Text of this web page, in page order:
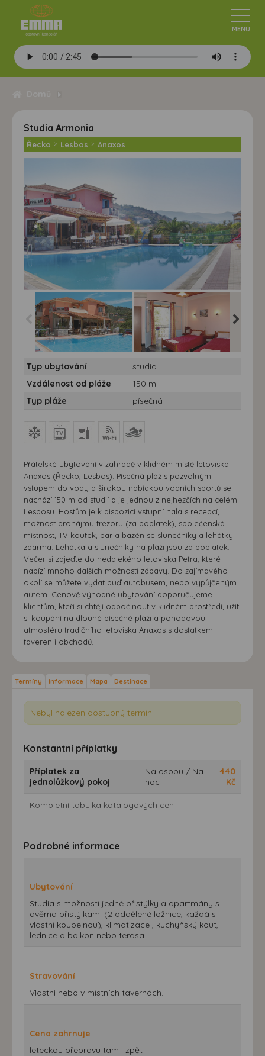
Studia Armonia
Řecko > Lesbos > Anaxos
Armonia
Lesbos, Studia Armonia
Typ ubytování
studia
Vzdálenost od pláže
150 m
Typ pláže
písečná
Přátelské ubytování v zahradě v klidném místě letoviska
Anaxos (Řecko, Lesbos). Písečná pláž s pozvolným
vstupem do vody a širokou nabídkou vodních sportů se
nachází 150 m od studií a je jednou z nejhezčích na celém
Lesbosu. Hostům je k dispozici vstupní hala s recepcí,
možnost pronájmu trezoru (za poplatek), společenská
místnost, TV koutek, bar a bazén se slunečníky a lehátky
zdarma. Lehátka a slunečníky na pláži jsou za poplatek.
Večer si zajeďte do nedalekého letoviska Petra, které
nabízí mnoho dalších možností zábavy. Do zajímavého
okolí se můžete vydat buď autobusem, nebo vypůjčeným
autem. Cenově výhodné ubytování doporučujeme
klientům, kteří si chtějí odpočinout v klidném prostředí, užít
si koupání na dlouhé písečné pláži a pohodovou
atmosféru tradičního letoviska Anaxos s dostatkem
taveren i obchodů.
Termíny Informace Mapa Destinace
Nebyl nalezen dostupný termín.
Konstantní příplatky
Příplatek za
jednolůžkový pokoj
Na osobu / Na
noc
440
Kč
Kompletní tabulka katalogových cen
Podrobné informace
Ubytování
Studia s možností jedné přistýlky a apartmány s
dvěma přistýlkami (2 oddělené ložnice, každá s
vlastní koupelnou), klimatizace , kuchyňský kout,
lednice a balkon nebo terasa.
Stravování
Vlastni nebo v místních tavernách.
Cena zahrnuje
leteckou přepravu tam i zpět